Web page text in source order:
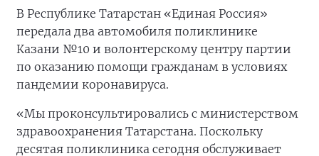
В Республике Татарстан «Единая Россия»
передала два автомобиля поликлинике
Казани №10 и волонтерскому центру партии
по оказанию помощи гражданам в условиях
пандемии коронавируса.
«Мы проконсультировались с министерством
здравоохранения Татарстана. Поскольку
десятая поликлиника сегодня обслуживает